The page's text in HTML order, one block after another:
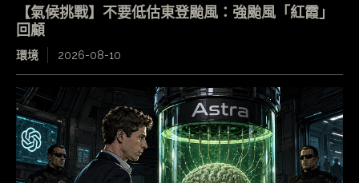
【氣候挑戰】不要低估東登颱風：強颱風「紅霞」
回顧
環境 2026-08-10